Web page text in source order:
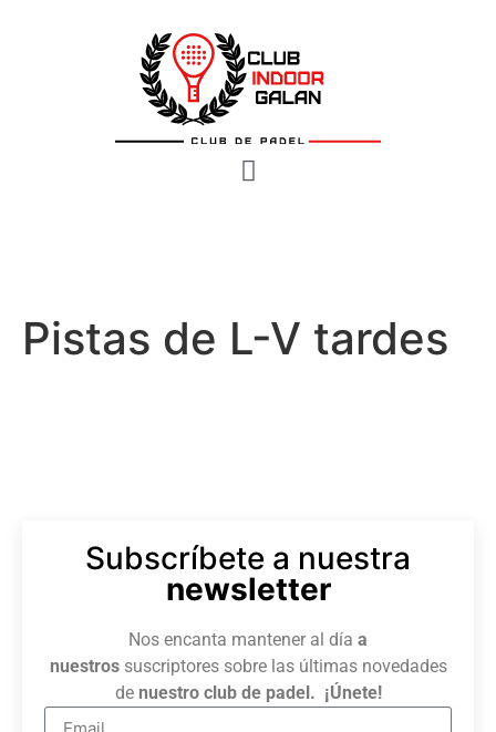
Pistas de L-V tardes
Subscríbete a nuestra
newsletter
Nos encanta mantener al día a
nuestrossuscriptores sobre las últimas novedades
de nuestro club de padel. ¡Únete!